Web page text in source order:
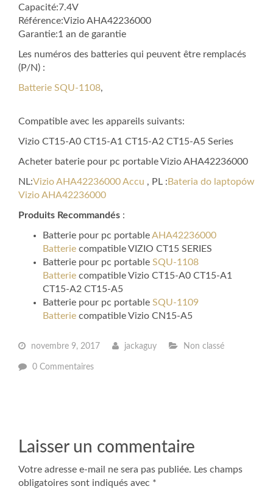
Capacité:7.4V
Référence:Vizio AHA42236000
Garantie:1 an de garantie
Les numéros des batteries qui peuvent être remplacés
(P/N) :
Batterie SQU-1108,
Compatible avec les appareils suivants:
Vizio CT15-A0 CT15-A1 CT15-A2 CT15-A5 Series
Acheter baterie pour pc portable Vizio AHA42236000
NL:Vizio AHA42236000 Accu , PL : Bateria do laptopów
Vizio AHA42236000
Produits Recommandés :
Batterie pour pc portableAHA42236000
Batterie compatible VIZIO CT15 SERIES
Batterie pour pc portable SQU-1108
Batterie compatible Vizio CT15-A0 CT15-A1
CT15-A2 CT15-A5
Batterie pour pc portable SQU-1109
Batterie compatible Vizio CN15-A5
novembre 9, 2017 jackaguy Non classé
0 Commentaires
Laisser un commentaire
Votre adresse e-mail ne sera pas publiée. Les champs
obligatoires sont indiqués avec *